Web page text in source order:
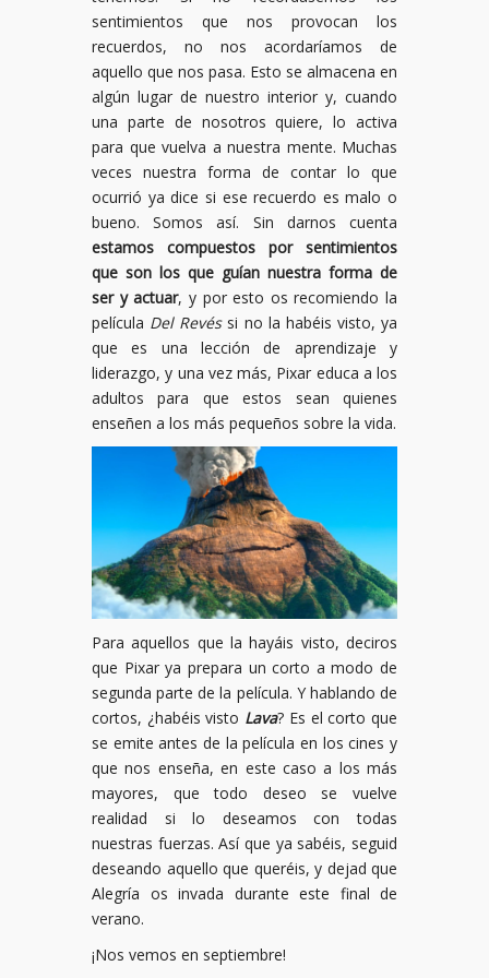
sentimientos que nos provocan los
recuerdos, no nos acordaríamos de
aquello que nos pasa. Esto se almacena en
algún lugar de nuestro interior y, cuando
una parte de nosotros quiere, lo activa
para que vuelva a nuestra mente. Muchas
veces nuestra forma de contar lo que
ocurrió ya dice si ese recuerdo es malo o
bueno. Somos así. Sin darnos cuenta
estamos compuestos por sentimientos
que son los que guían nuestra forma de
ser y actuar, y por esto os recomiendo la
película Del Revéssi no la habéis visto, ya
que es una lección de aprendizaje y
liderazgo, y una vez más, Pixar educa a los
adultos para que estos sean quienes
enseñen a los más pequeños sobre la vida.
Para aquellos que la hayáis visto, deciros
que Pixar ya prepara un corto a modo de
segunda parte de la película. Y hablando de
cortos, ¿habéis visto Lava? Es el corto que
se emite antes de la película en los cines y
que nos enseña, en este caso a los más
mayores, que todo deseo se vuelve
realidad si lo deseamos con todas
nuestras fuerzas. Así que ya sabéis, seguid
deseando aquello que queréis, y dejad que
Alegría os invada durante este final de
verano.
¡Nos vemos en septiembre!